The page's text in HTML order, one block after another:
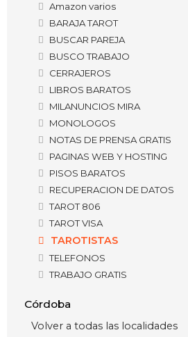
Amazon varios
BARAJA TAROT
BUSCAR PAREJA
BUSCO TRABAJO
CERRAJEROS
LIBROS BARATOS
MILANUNCIOS MIRA
MONOLOGOS
NOTAS DE PRENSA GRATIS
PAGINAS WEB Y HOSTING
PISOS BARATOS
RECUPERACION DE DATOS
TAROT 806
TAROT VISA
TAROTISTAS
TELEFONOS
TRABAJO GRATIS
Córdoba
Volver a todas las localidades